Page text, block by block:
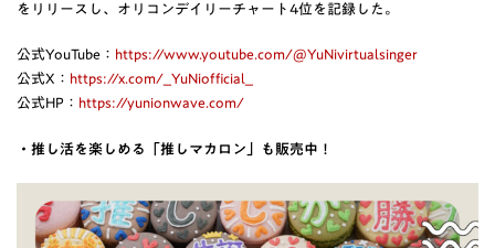
をリリースし、オリコンデイリーチャート4位を記録した。
公式YouTube： https://www.youtube.com/@YuNivirtualsinger
公式X： https://x.com/_YuNiofficial_
公式HP： https://yunionwave.com/
・推し活を楽しめる「推しマカロン」も販売中！